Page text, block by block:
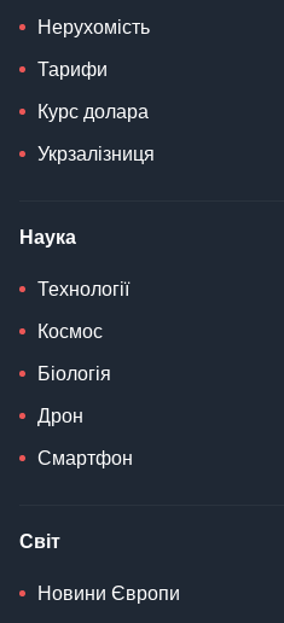
Нерухомість
Тарифи
Курс долара
Укрзалізниця
Наука
Технології
Космос
Біологія
Дрон
Смартфон
Світ
Новини Європи